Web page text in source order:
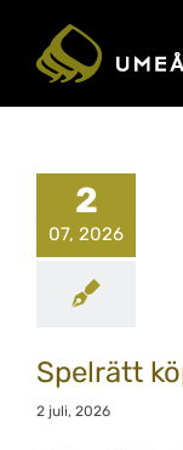
2
07, 2026
Spelrätt
2 juli, 2026